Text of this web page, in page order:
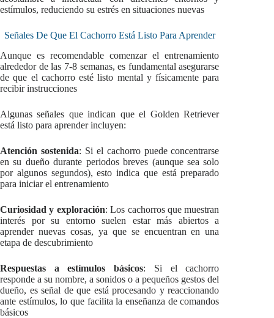
estímulos, reduciendo su estrés en situaciones nuevas
Señales De Que El Cachorro Está Listo Para Aprender
Aunque es recomendable comenzar el entrenamiento
alrededor de las 7-8 semanas, es fundamental asegurarse
de que el cachorro esté listo mental y físicamente para
recibir instrucciones
Algunas señales que indican que el Golden Retriever
está listo para aprender incluyen:
Atención sostenida: Si el cachorro puede concentrarse
en su dueño durante periodos breves (aunque sea solo
por algunos segundos), esto indica que está preparado
para iniciar el entrenamiento
Curiosidad y exploración: Los cachorros que muestran
interés por su entorno suelen estar más abiertos a
aprender nuevas cosas, ya que se encuentran en una
etapa de descubrimiento
Respuestas a estímulos básicos: Si el cachorro
responde a su nombre, a sonidos o a pequeños gestos del
dueño, es señal de que está procesando y reaccionando
ante estímulos, lo que facilita la enseñanza de comandos
básicos